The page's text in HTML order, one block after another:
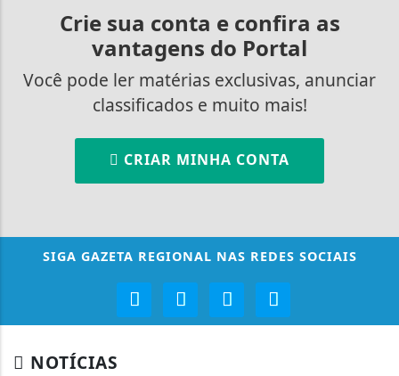
Crie sua conta e confira as
vantagens do Portal
Você pode ler matérias exclusivas, anunciar
classificados e muito mais!
CRIAR MINHA CONTA
SIGA GAZETA REGIONAL NAS REDES SOCIAIS
NOTÍCIAS